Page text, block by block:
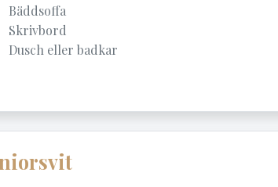
Bäddsoffa
Skrivbord
Dusch eller badkar